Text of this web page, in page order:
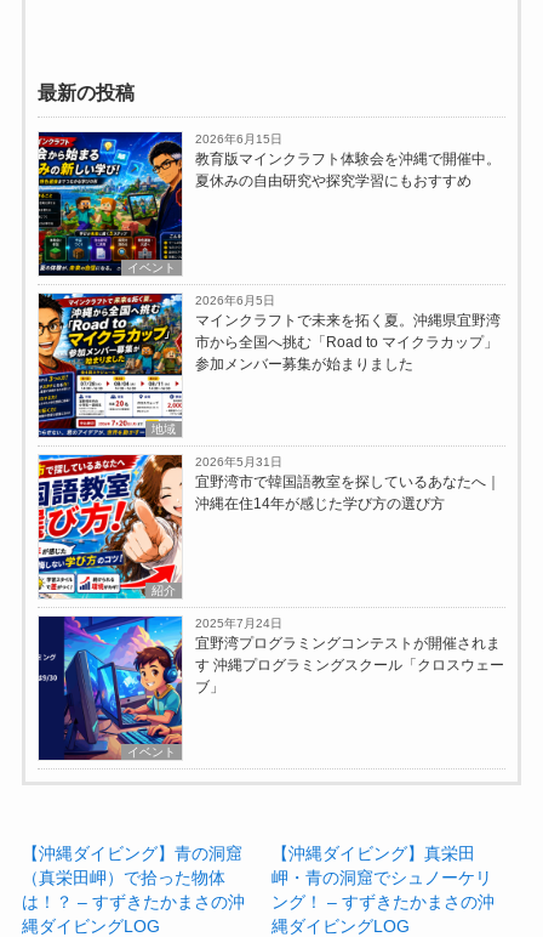
最新の投稿
イベント
2026年6月15日
教育版マインクラフト体験会を沖縄で開催中。
夏休みの自由研究や探究学習にもおすすめ
地域
2026年6月5日
マインクラフトで未来を拓く夏。沖縄県宜野湾
市から全国へ挑む「Road to マイクラカップ」
参加メンバー募集が始まりました
紹介
2026年5月31日
宜野湾市で韓国語教室を探しているあなたへ｜
沖縄在住14年が感じた学び方の選び方
イベント
2025年7月24日
宜野湾プログラミングコンテストが開催されま
す 沖縄プログラミングスクール「クロスウェー
ブ」
【沖縄ダイビング】青の洞窟
（真栄田岬）で拾った物体
は！？ – すずきたかまさの沖
縄ダイビングLOG
【沖縄ダイビング】真栄田
岬・青の洞窟でシュノーケリ
ング！ – すずきたかまさの沖
縄ダイビングLOG